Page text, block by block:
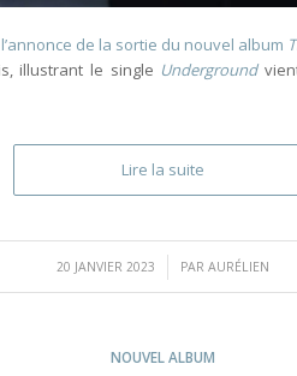
l’annonce de la sortie du nouvel album
, illustrant le single Underground
Lire la suite
20 JANVIER 2023
/ PARAURÉLIEN
NOUVEL ALBUM